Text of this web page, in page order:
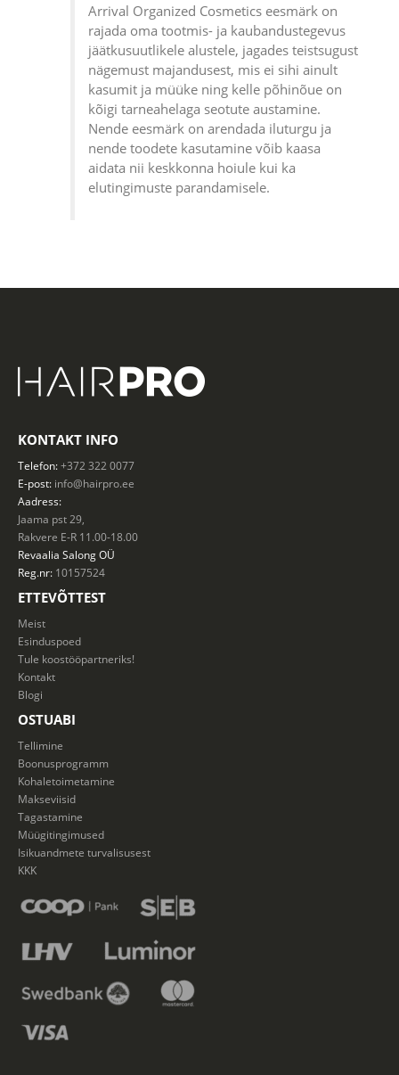
Arrival Organized Cosmetics eesmärk on
rajada oma tootmis- ja kaubandustegevus
jäätkusuutlikele alustele, jagades teistsugust
nägemust majandusest, mis ei sihi ainult
kasumit ja müüke ning kelle põhinõue on
kõigi tarneahelaga seotute austamine.
Nende eesmärk on arendada iluturgu ja
nende toodete kasutamine võib kaasa
aidata nii keskkonna hoiule kui ka
elutingimuste parandamisele.
KONTAKT INFO
Telefon:+372 322 0077
E-post: info@hairpro.ee
Aadress:
Jaama pst 29,
Rakvere E-R 11.00-18.00
Revaalia SalongOÜ
Reg.nr: 10157524
ETTEVÕTTEST
Meist
Esinduspoed
Tule koostööpartneriks!
Kontakt
Blogi
OSTUABI
Tellimine
Boonusprogramm
Kohaletoimetamine
Makseviisid
Tagastamine
Müügitingimused
Isikuandmete turvalisusest
KKK